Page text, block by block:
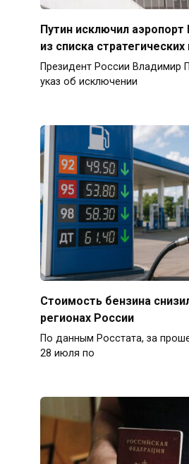
Путин исключил
из списка
Президент России Владимир
указ об исключении
Стоимость бензина
регионах России
По данным Росстата, за
28 июля по